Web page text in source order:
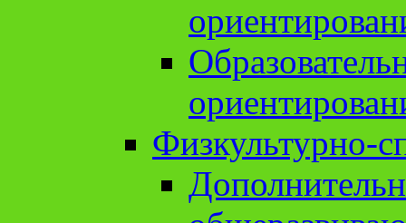
Физкультурно-